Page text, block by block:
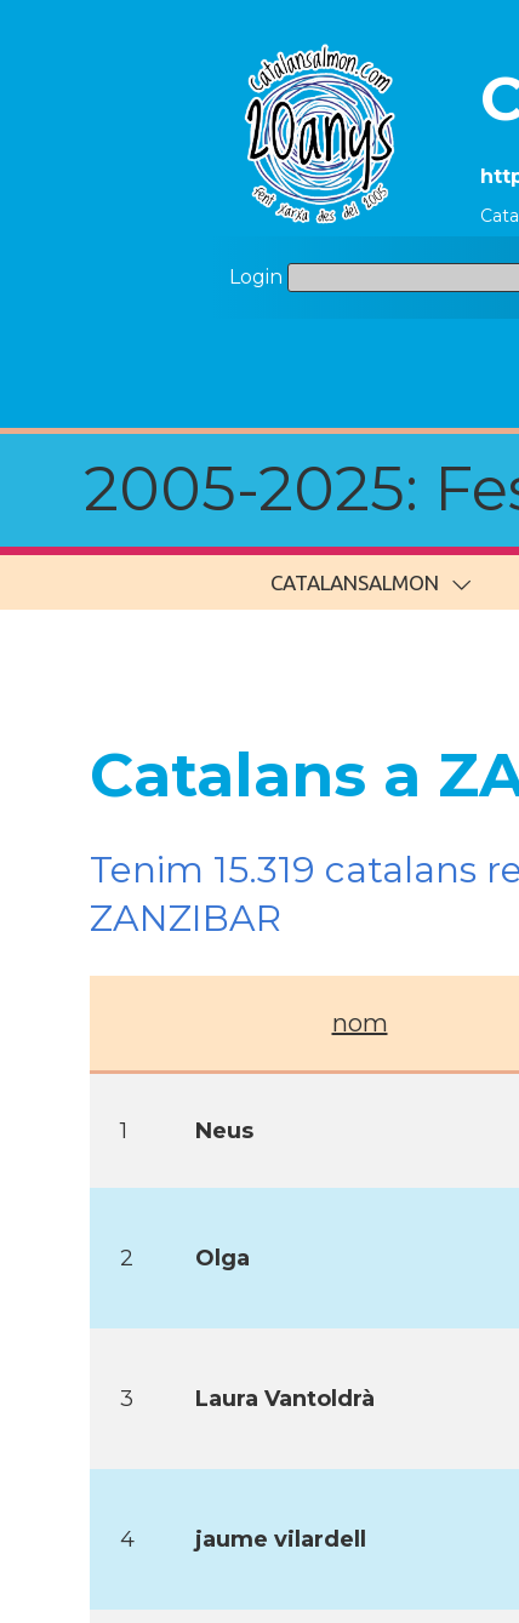
Login
2005-2025:
CATALANSALMON
Catalans a
Tenim 15.319 catalans
ZANZIBAR
nom
1 Neus
2 Olga
3 Laura Vantoldrà
4 jaume vilardell